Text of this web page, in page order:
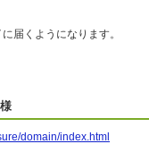
届くようになります。
domain/index.html